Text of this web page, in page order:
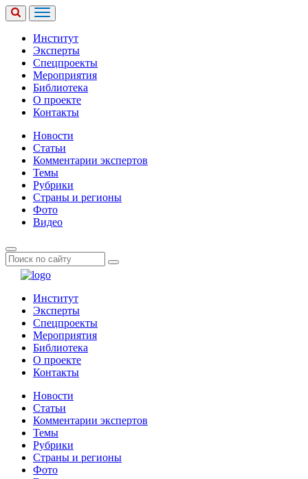
Институт
Эксперты
Спецпроекты
Мероприятия
Библиотека
О проекте
Контакты
Новости
Статьи
Комментарии экспертов
Темы
Рубрики
Страны и регионы
Фото
Видео
Институт
Эксперты
Спецпроекты
Мероприятия
Библиотека
О проекте
Контакты
Новости
Статьи
Комментарии экспертов
Темы
Рубрики
Страны и регионы
Фото